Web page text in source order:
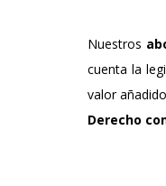
Nuestros
cuenta la
valor
Derecho